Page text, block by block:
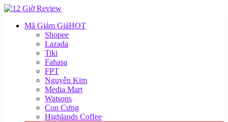
Mã Giảm GiáHOT
Shopee
Lazada
Tiki
Fahasa
FPT
Nguyễn Kim
Media Mart
Watsons
Con Cưng
Highlands Coffee